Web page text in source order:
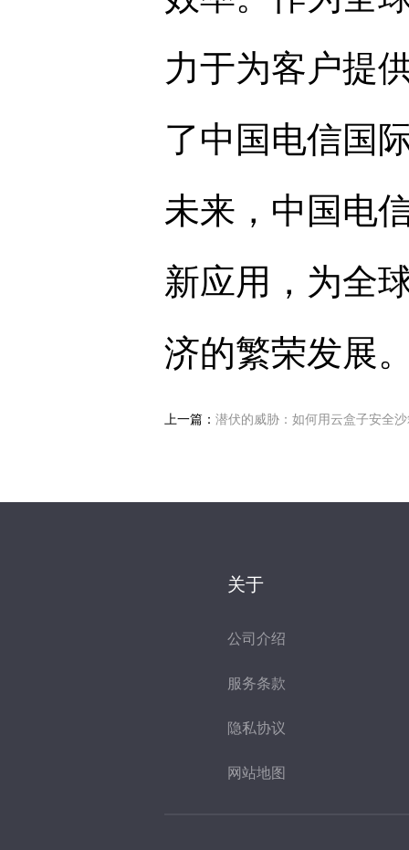
力于为客户提
了中国电信国
未来，中国电
新应用，为全
济的繁荣发展
上一篇： 潜伏的威胁：如何用云盒子安全
关于
公司介绍
服务条款
隐私协议
网站地图